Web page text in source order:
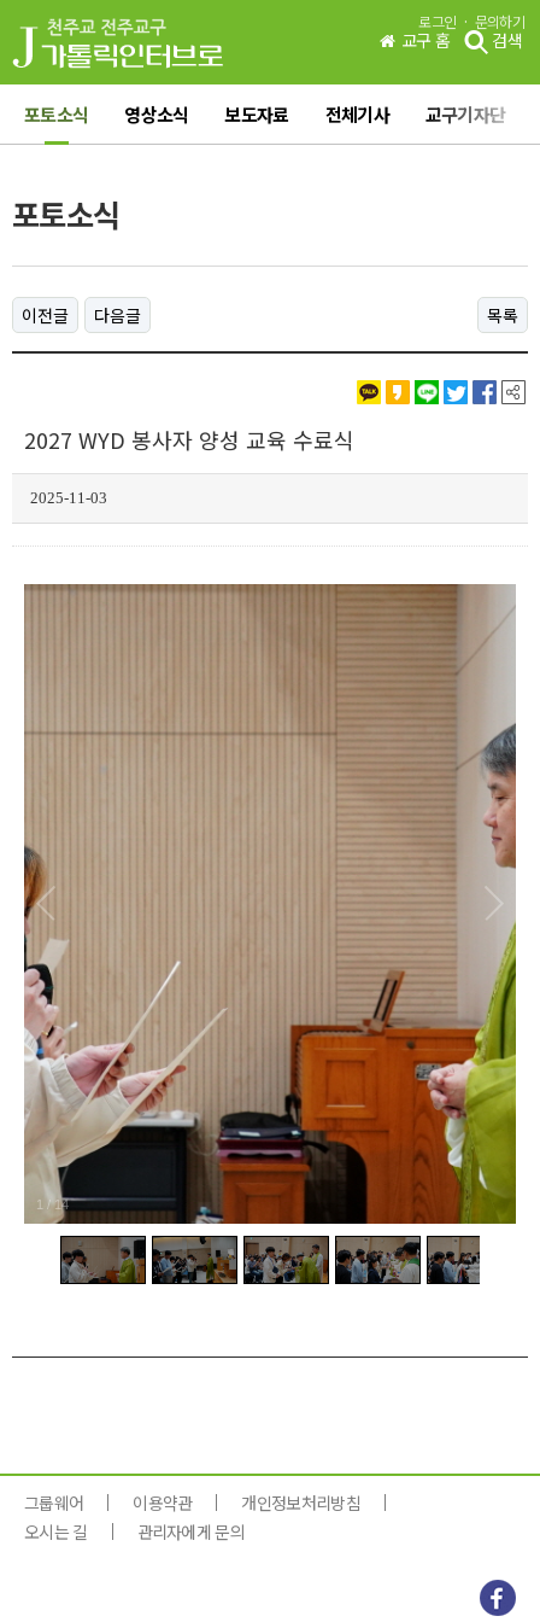
로그인 · 문의하기
교구 홈 검색
포토소식 영상소식 보도자료 전체기사 교구기자단
포토소식
이전글 다음글 목록
2027 WYD 봉사자 양성 교육 수료식
2025-11-03
1 /14
그룹웨어 이용약관
개인정보처리방침
오시는 길
관리자에게 문의